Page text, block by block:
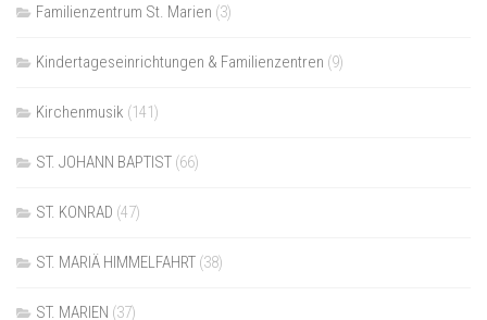
Familienzentrum St. Marien (3)
Kindertageseinrichtungen & Familienzentren (9)
Kirchenmusik (141)
ST. JOHANN BAPTIST (66)
ST. KONRAD (47)
ST. MARIÄ HIMMELFAHRT (38)
ST. MARIEN (37)